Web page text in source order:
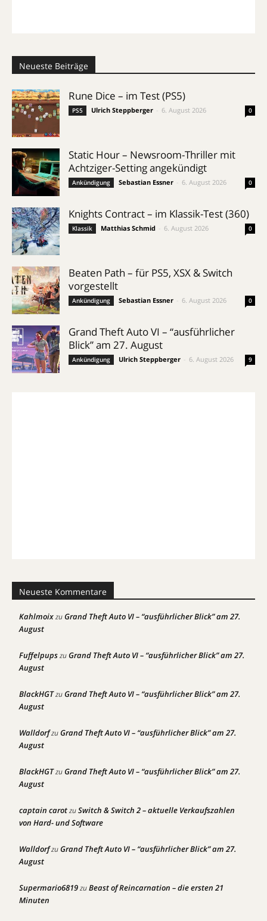
Neueste Beiträge
Rune Dice – im Test (PS5)
PS5 Ulrich Steppberger 6. August 2026 0
Static Hour – Newsroom-Thriller mit
Achtziger-Setting angekündigt
Ankündigung Sebastian Essner 6. August 2026 0
Knights Contract – im Klassik-Test (360)
Klassik Matthias Schmid 6. August 2026 0
Beaten Path – für PS5, XSX & Switch
vorgestellt
Ankündigung Sebastian Essner 6. August 2026 0
Grand Theft Auto VI – “ausführlicher
Blick” am 27. August
Ankündigung Ulrich Steppberger 6. August 2026 9
Neueste Kommentare
KahlmoixzuGrand Theft Auto VI – “ausführlicher Blick” am 27.
August
FuffelpupszuGrand Theft Auto VI – “ausführlicher Blick” am 27.
August
BlackHGTzuGrand Theft Auto VI – “ausführlicher Blick” am 27.
August
WalldorfzuGrand Theft Auto VI – “ausführlicher Blick” am 27.
August
BlackHGTzuGrand Theft Auto VI – “ausführlicher Blick” am 27.
August
captain carotzuSwitch & Switch 2 – aktuelle Verkaufszahlen
von Hard- und Software
WalldorfzuGrand Theft Auto VI – “ausführlicher Blick” am 27.
August
Supermario6819zuBeast of Reincarnation – die ersten 21
Minuten